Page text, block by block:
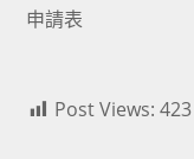
申請表
Post Views: 423